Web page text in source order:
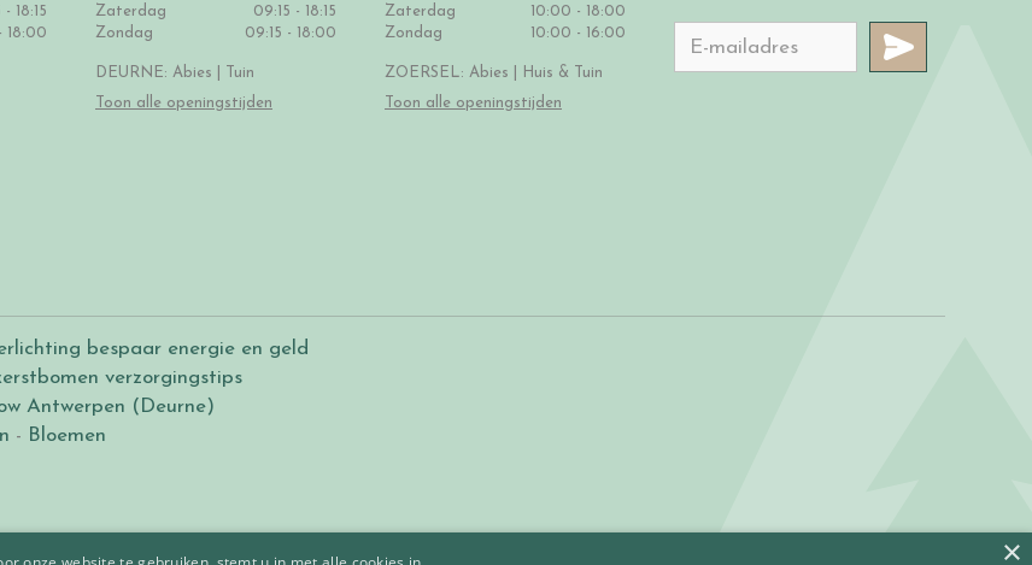
- 18:15
18:00
Zaterdag
09:15 - 18:15
Zondag
09:15 - 18:00
DEURNE: Abies | Tuin
Toon alle openingstijden
Zaterdag
10:00 - 18:00
Zondag
10:00 - 16:00
ZOERSEL: Abies | Huis & Tuin
Toon alle openingstijden
bespaar energie en geld
verzorgingstips
Antwerpen (Deurne)
- Bloemen
×